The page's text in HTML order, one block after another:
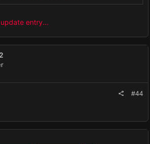
entry...
#44